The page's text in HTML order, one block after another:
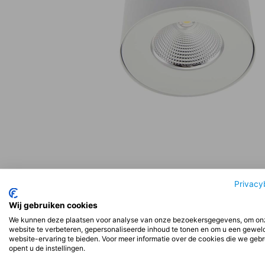
Wij gebruiken cookies
We kunnen deze plaatsen voor analyse van onze bezoekersgegevens, om
website te verbeteren, gepersonaliseerde inhoud te tonen en om u een
website-ervaring te bieden. Voor meer informatie over de cookies die we
opent u de instellingen.
Beschrijving